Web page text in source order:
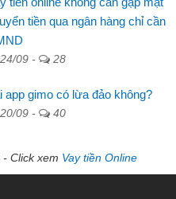
thấy thủ tục nhanh gọn
Mất 2 tuần các ngân
cần có 2 triệu để giải
được thôi. Cảm ơn đã
tiền qua ngân hàng chỉ cần
09 - 28
app gimo có lừa đảo không?
09 - 40
Click xem Vay tiền Online